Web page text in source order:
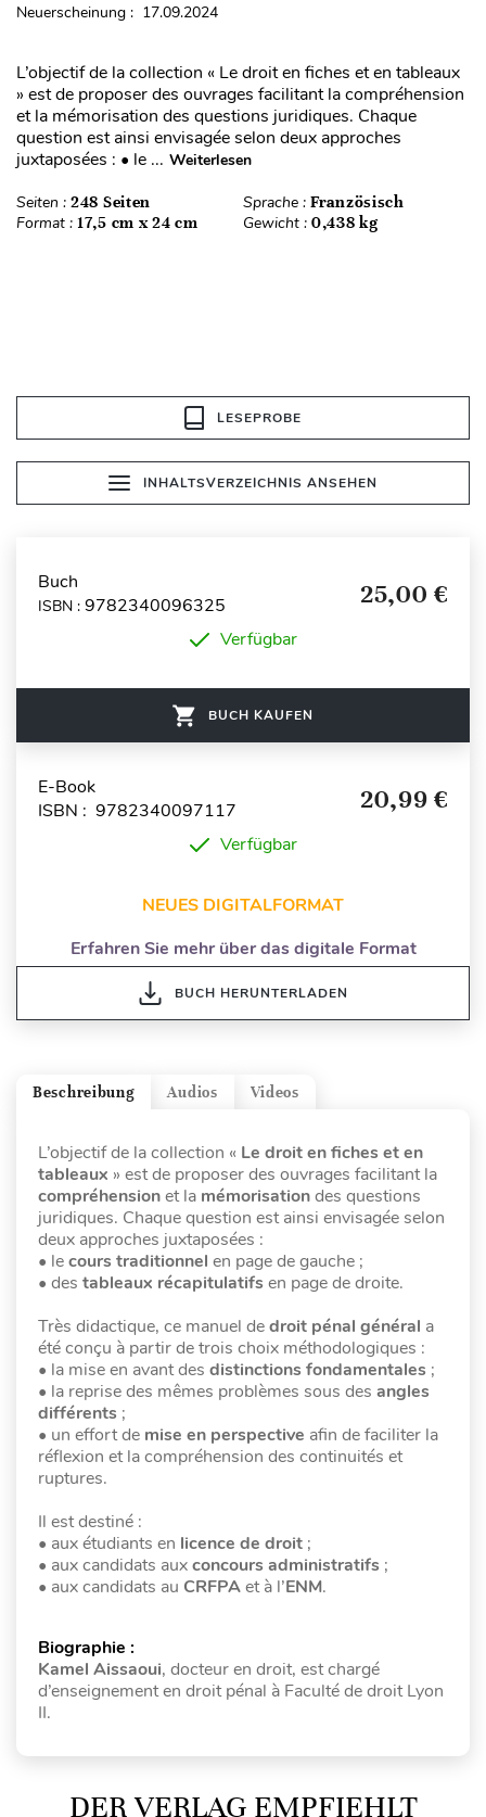
Neuerscheinung : 17.09.2024
L’objectif de la collection « Le droit en fiches et en tableaux
» est de proposer des ouvrages facilitant la compréhension
et la mémorisation des questions juridiques. Chaque
question est ainsi envisagée selon deux approches
juxtaposées : • le ... Weiterlesen
Seiten : 248 Seiten Sprache : Französisch
Format : 17,5 cm x 24 cm Gewicht : 0,438 kg
LESEPROBE
INHALTSVERZEICHNIS ANSEHEN
Buch
ISBN : 9782340096325 25,00 €
Verfügbar
BUCH KAUFEN
E-Book
ISBN : 9782340097117
20,99 €
Verfügbar
NEUES DIGITALFORMAT
Erfahren Sie mehr über das digitale Format
BUCH HERUNTERLADEN
Videos
Audios
Beschreibung
L’objectif de la collection « Le droit en fiches et en
tableaux » est de proposer des ouvrages facilitant la
compréhensionet la mémorisationdes questions
juridiques. Chaque question est ainsi envisagée selon
deux approches juxtaposées :
• lecours traditionnel en page de gauche ;
• des tableaux récapitulatifs en page de droite.
Très didactique, ce manuel dedroit pénal général a
été conçu à partir de trois choix méthodologiques :
• la mise en avant des distinctions fondamentales ;
• la reprise des mêmes problèmes sous des angles
différents ;
• un effort de mise en perspective afin de faciliter la
réflexion et la compréhension des continuités et
ruptures.
Il est destiné :
• aux étudiants en licence de droit ;
• aux candidats auxconcours administratifs ;
• aux candidats au CRFPAet à l’ENM.
Biographie :
Kamel Aissaoui, docteur en droit, est chargé
d’enseignement en droit pénal à Faculté de droit Lyon
II.
DER VERLAG EMPFIEHLT